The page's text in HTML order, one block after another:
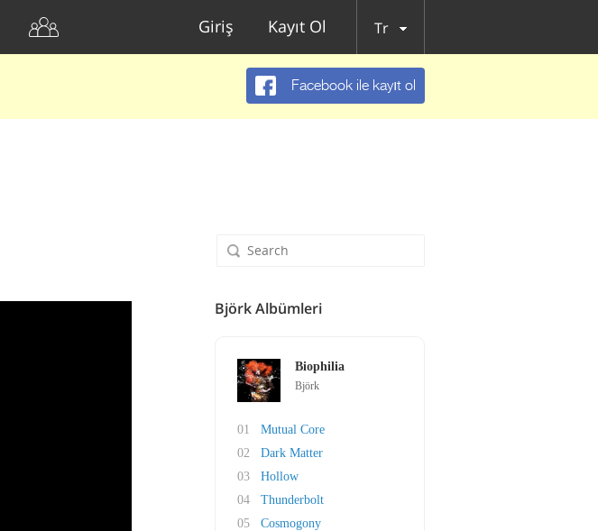
Giriş Kayıt Ol Tr
Facebook ile kayıt ol
Björk Albümleri
Biophilia
Björk
01
Mutual Core
02
Dark Matter
03
Hollow
04
Thunderbolt
05
Cosmogony